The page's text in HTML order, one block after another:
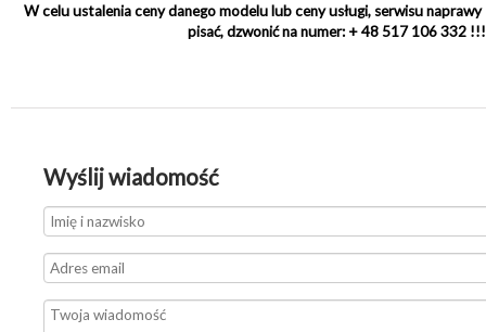
W celu ustalenia ceny danego modelu lub ceny usługi, serwisu
pisać, dzwonić na numer: + 48 517 106 332 !!!
Wyślij wiadomość